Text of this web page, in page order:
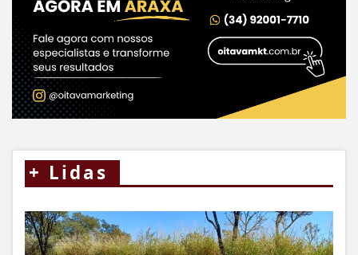
+ Lidas